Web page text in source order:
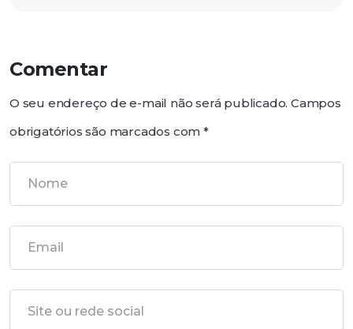
Comentar
O seu endereço de e-mail não será publicado. Campos
obrigatórios são marcados com*